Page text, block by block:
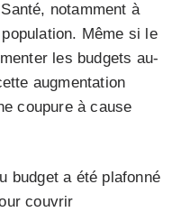
notamment à
Même si le
les budgets au-
augmentation
coupure à cause
budget a été plafonné
couvrir